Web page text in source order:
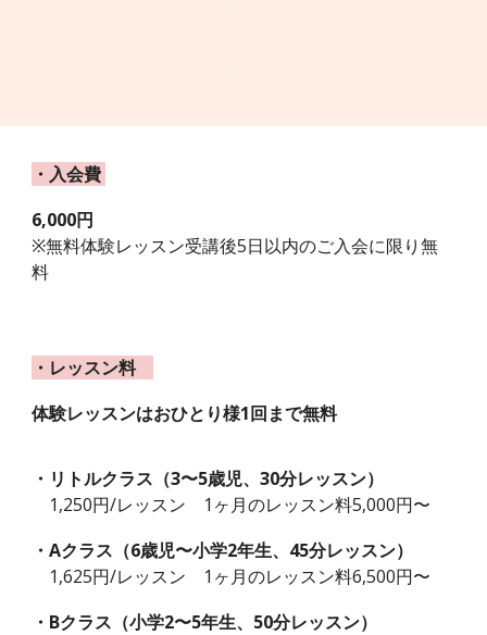
・入会費
6,000円
※無料体験レッスン受講後5日以内のご入会に限り無
料
・レッスン料
体験レッスンはおひとり様1回まで無料
・リトルクラス（3〜5歳児、30分レッスン）
1,250円/レッスン 1ヶ月のレッスン料5,000円〜
・Aクラス（6歳児〜小学2年生、45分レッスン）
1,625円/レッスン 1ヶ月のレッスン料6,500円〜
・Bクラス（小学2〜5年生、50分レッスン）